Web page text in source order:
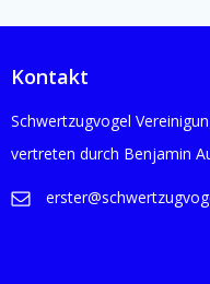
Kontakt
Schwertzugvogel
vertreten durch Benjamin